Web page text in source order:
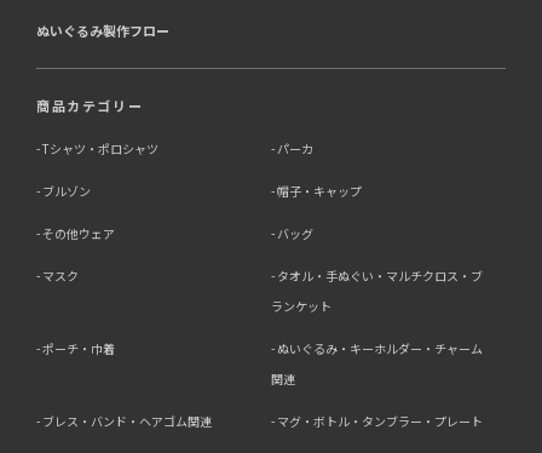
ぬいぐるみ製作フロー
商品カテゴリー
Tシャツ・ポロシャツ パーカ
ブルゾン 帽子・キャップ
その他ウェア バッグ
マスク
タオル・手ぬぐい・マルチクロス・ブ
ランケット
ポーチ・巾着
ぬいぐるみ・キーホルダー・チャーム
関連
ブレス・バンド・ヘアゴム関連 マグ・ボトル・タンブラー・プレート